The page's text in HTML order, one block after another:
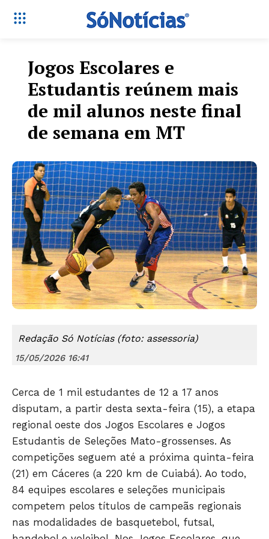
Só Notícias
Jogos Escolares e
Estudantis reúnem mais
de mil alunos neste final
de semana em MT
Redação Só Notícias (foto: assessoria)
15/05/2026 16:41
Cerca de 1 mil estudantes de 12 a 17 anos
disputam, a partir desta sexta-feira (15), a etapa
regional oeste dos Jogos Escolares e Jogos
Estudantis de Seleções Mato-grossenses. As
competições seguem até a próxima quinta-feira
(21) em Cáceres (a 220 km de Cuiabá). Ao todo,
84 equipes escolares e seleções municipais
competem pelos títulos de campeãs regionais
nas modalidades de basquetebol, futsal,